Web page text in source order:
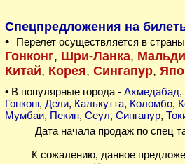
Спецпредложения на
•
Перелет осуществляется в
Гонконг, Шри-Ланка,
Китай, Корея, Сингапур,
• В популярные города - Ахмедабад,
Гонконг, Дели, Калькутта, Коломбо,
Мумбаи, Пекин, Сеул, Сингапур,
Дата начала продаж по спец
К сожалению, данное